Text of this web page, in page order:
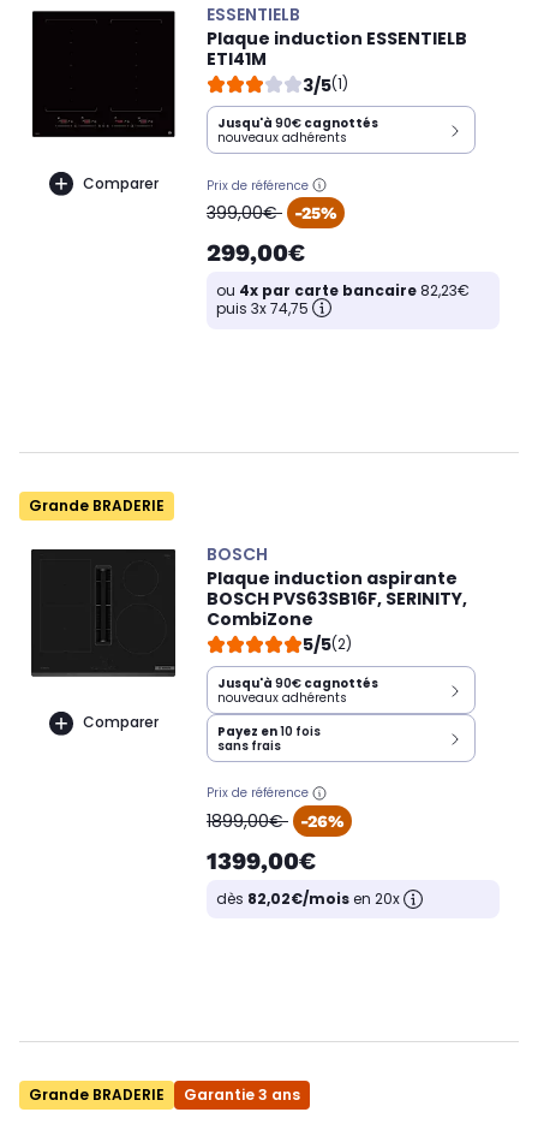
Comparer
ESSENTIELB
Plaque induction ESSENTIELB
ETI41M
3/5(1)
Jusqu'à 90€ cagnottés
nouveaux adhérents
Prix de référence
oldPrice
399,00€ -25%
299,00€
ou 4x par carte bancaire82,23€
puis 3x 74,75
Grande BRADERIE
Comparer
BOSCH
Plaque induction aspirante
BOSCH PVS63SB16F, SERINITY,
CombiZone
5/5(2)
Jusqu'à 90€ cagnottés
nouveaux adhérents
Payez en10 fois
sans frais
Prix de référence
oldPrice
1899,00€ -26%
1399,00€
dès 82,02€/moisen 20x
Grande BRADERIE Garantie 3 ans